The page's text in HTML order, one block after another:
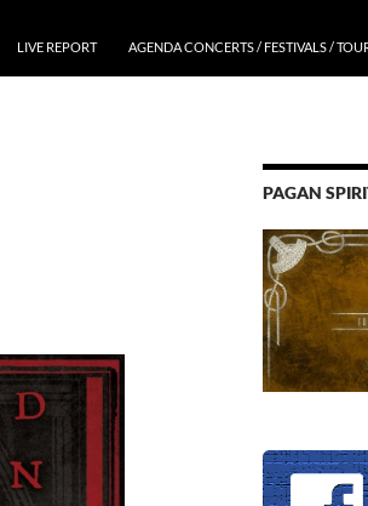
LIVE REPORT AGENDA CONCERTS / FESTIVALS /
PAGAN